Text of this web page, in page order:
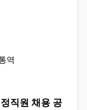
역
직원 채용 공